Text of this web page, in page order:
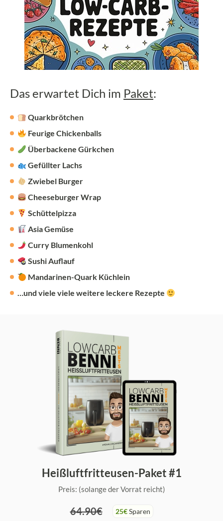
Das erwartet Dich im Paket:
Quarkbrötchen
Feurige Chickenballs
Überbackene Gürkchen
Gefüllter Lachs
Zwiebel Burger
Cheeseburger Wrap
Schüttelpizza
Asia Gemüse
Curry Blumenkohl
Sushi Auflauf
Mandarinen-Quark Küchlein
…und viele viele weitere leckere Rezepte
Heißluftfritteusen-Paket #1
Preis: (solange der Vorrat reicht)
64.90€ 25€Sparen